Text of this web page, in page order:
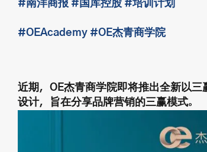
#南洋商报 #国库控股 #培训计划
#OEAcademy #OE杰青商学院
近期，OE杰青商学院即将推出全新以
设计，旨在分享品牌营销的三赢模式。